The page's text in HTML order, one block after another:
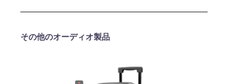
その他のオーディオ製品